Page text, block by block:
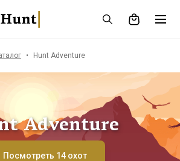
Hunt Adventure
Adventure
Посмотреть 14 охот